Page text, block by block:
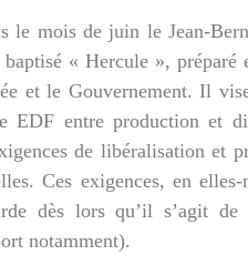
le mois de juin le Jean-
« Hercule », préparé
et le Gouvernement. Il
EDF entre production et
de libéralisation et
Ces exigences, en
dès lors qu’il s’agit
notamment).